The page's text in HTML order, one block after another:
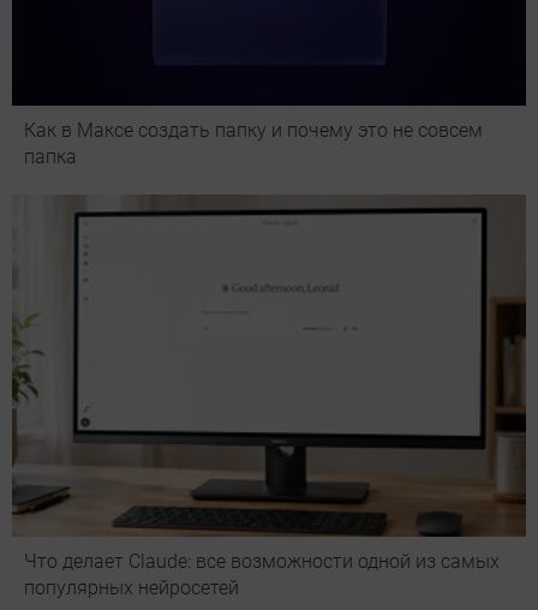
Как в Максе создать папку и почему это не совсем
папка
Что делает Сlaude: все возможности одной из самых
популярных нейросетей